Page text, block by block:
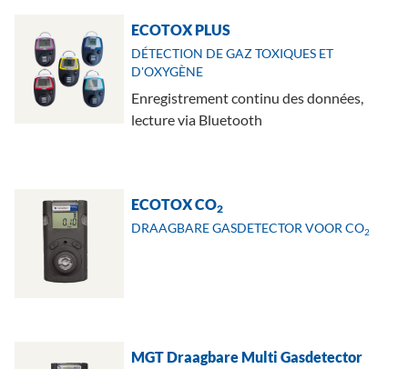
ECOTOX PLUS
DÉTECTION DE GAZ TOXIQUES ET
D'OXYGÈNE
Enregistrement continu des données,
lecture via Bluetooth
ECOTOX CO2
DRAAGBARE GASDETECTOR VOOR CO2
MGT Draagbare Multi Gasdetector